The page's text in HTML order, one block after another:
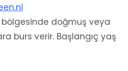
bölgesinde doğmuş veya
burs verir. Başlangıç yaş